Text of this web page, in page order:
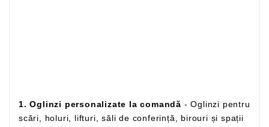
1. Oglinzi personalizate la comandă - Oglinzi pentru
scări, holuri, lifturi, săli de conferință, birouri și spații